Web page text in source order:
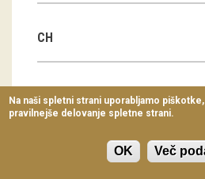
Predavanja
Delavnice
Vodeni ogledi
CH
CN
Na naši spletni strani uporabljamo
pravilnejše delovanje spletne strani.
OK Več